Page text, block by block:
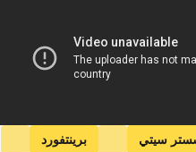
سيتي
برينتفورد